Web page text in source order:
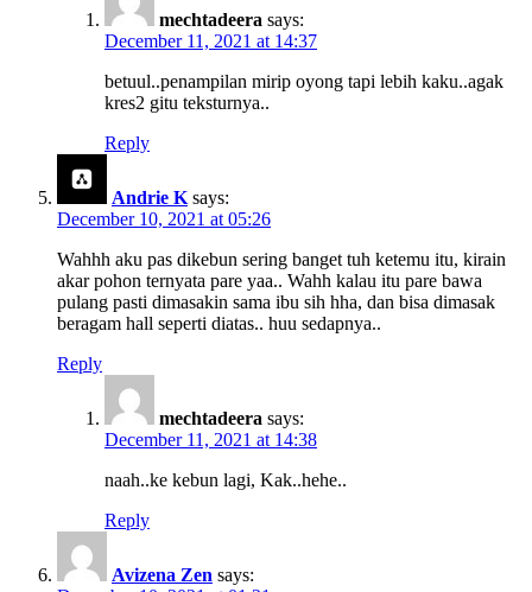
mechtadeera says:
December 11, 2021 at 14:37
betuul..penampilan mirip oyong tapi lebih kaku..agak
kres2 gitu teksturnya..
Reply
Andrie K says:
December 10, 2021 at 05:26
Wahhh aku pas dikebun sering banget tuh ketemu itu, kirain
akar pohon ternyata pare yaa.. Wahh kalau itu pare bawa
pulang pasti dimasakin sama ibu sih hha, dan bisa dimasak
beragam hall seperti diatas.. huu sedapnya..
Reply
mechtadeera says:
December 11, 2021 at 14:38
naah..ke kebun lagi, Kak..hehe..
Reply
Avizena Zen says: